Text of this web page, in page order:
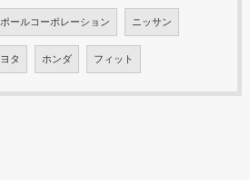
ールコーポレーション ニッサン
タ ホンダ フィット